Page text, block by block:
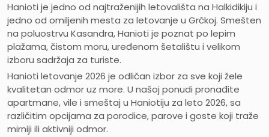
Hanioti je jedno od najtraženijih letovališta na Halkidikiju i
jedno od omiljenih mesta za letovanje u Grčkoj. Smešten
na poluostrvu Kasandra, Hanioti je poznat po lepim
plažama, čistom moru, uređenom šetalištu i velikom
izboru sadržaja za turiste.
Hanioti letovanje 2026 je odličan izbor za sve koji žele
kvalitetan odmor uz more. U našoj ponudi pronađite
apartmane, vile i smeštaj u Haniotiju za leto 2026, sa
različitim opcijama za porodice, parove i goste koji traže
mirniji ili aktivniji odmor.